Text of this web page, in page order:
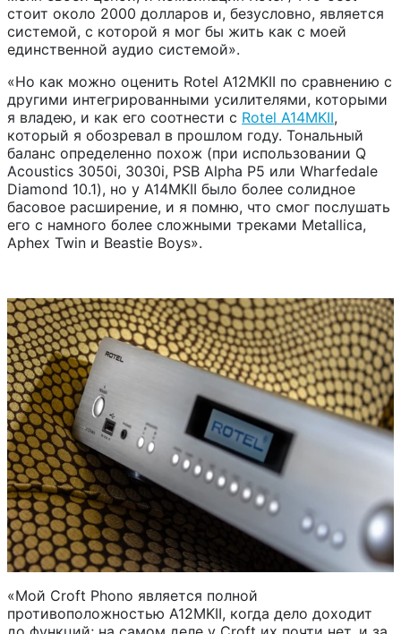
стоит около 2000 долларов и, безусловно, является
системой, с которой я мог бы жить как с моей
единственной аудио системой».
«Но как можно оценить Rotel A12MKII по сравнению с
другими интегрированными усилителями, которыми
я владею, и как его соотнести с Rotel A14MKII,
который я обозревал в прошлом году. Тональный
баланс определенно похож (при использовании Q
Acoustics 3050i, 3030i, PSB Alpha P5 или Wharfedale
Diamond 10.1), но у A14MKII было более солидное
басовое расширение, и я помню, что смог послушать
его с намного более сложными треками Metallica,
Aphex Twin и Beastie Boys».
«Мой Croft Phono является полной
противоположностью A12MKII, когда дело доходит